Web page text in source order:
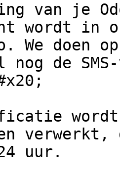
van je
wordt in
We doen
nog de
wordt
en
uur.